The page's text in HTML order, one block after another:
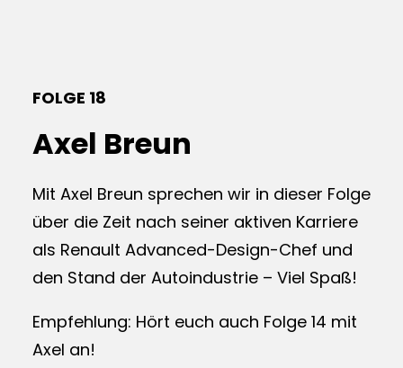
FOLGE 18
Axel Breun
Mit Axel Breun sprechen wir in dieser Folge
über die Zeit nach seiner aktiven Karriere
als Renault Advanced-Design-Chef und
den Stand der Autoindustrie – Viel Spaß!
Empfehlung: Hört euch auch Folge 14 mit
Axel an!